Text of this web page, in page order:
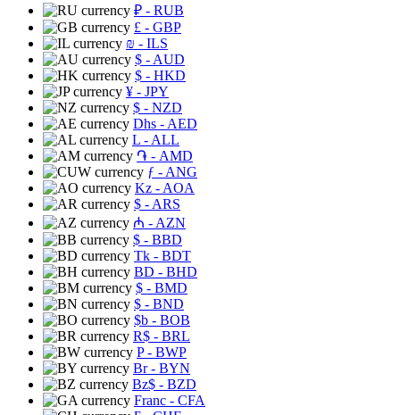
₽ - RUB
£ - GBP
₪ - ILS
$ - AUD
$ - HKD
¥ - JPY
$ - NZD
Dhs - AED
L - ALL
֏ - AMD
ƒ - ANG
Kz - AOA
$ - ARS
₼ - AZN
$ - BBD
Tk - BDT
BD - BHD
$ - BMD
$ - BND
$b - BOB
R$ - BRL
P- BWP
Br- BYN
Bz$ - BZD
Franc - CFA